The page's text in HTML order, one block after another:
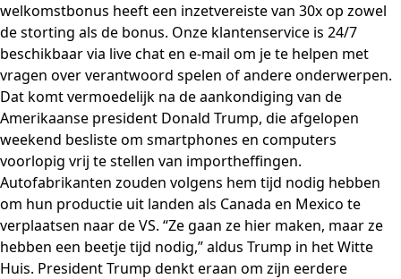
welkomstbonus heeft een inzetvereiste van 30x op zowel
de storting als de bonus. Onze klantenservice is 24/7
beschikbaar via live chat en e-mail om je te helpen met
vragen over verantwoord spelen of andere onderwerpen.
Dat komt vermoedelijk na de aankondiging van de
Amerikaanse president Donald Trump, die afgelopen
weekend besliste om smartphones en computers
voorlopig vrij te stellen van importheffingen.
Autofabrikanten zouden volgens hem tijd nodig hebben
om hun productie uit landen als Canada en Mexico te
verplaatsen naar de VS. “Ze gaan ze hier maken, maar ze
hebben een beetje tijd nodig,” aldus Trump in het Witte
Huis. President Trump denkt eraan om zijn eerdere